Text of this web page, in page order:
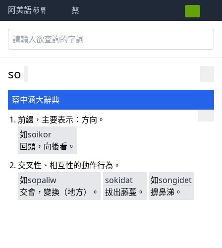
阿美語萌典 蔡
so
蔡中涵大辭典
前綴，主要表示：方向。
如soikor
回頭，向後看。
交叉性、相互性的動作行為。
如sopaliw
交會，變換（地方）。
sokidat
拔出藤蔓。
如songidet
擤鼻涕。